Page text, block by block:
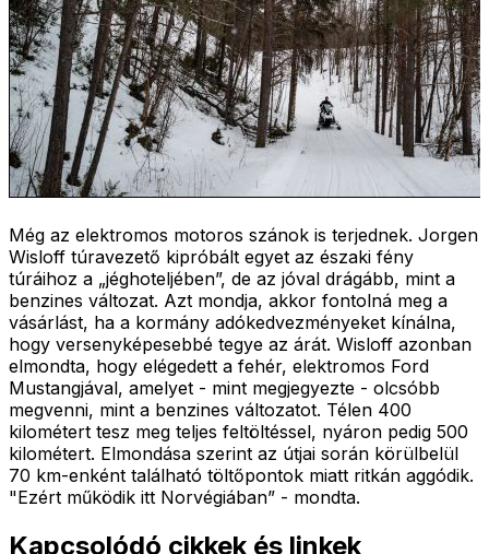
Még az elektromos motoros szánok is terjednek. Jorgen
Wisloff túravezető kipróbált egyet az északi fény
túráihoz a „jéghoteljében”, de az jóval drágább, mint a
benzines változat. Azt mondja, akkor fontolná meg a
vásárlást, ha a kormány adókedvezményeket kínálna,
hogy versenyképesebbé tegye az árát. Wisloff azonban
elmondta, hogy elégedett a fehér, elektromos Ford
Mustangjával, amelyet - mint megjegyezte - olcsóbb
megvenni, mint a benzines változatot. Télen 400
kilométert tesz meg teljes feltöltéssel, nyáron pedig 500
kilométert. Elmondása szerint az útjai során körülbelül
70 km-enként található töltőpontok miatt ritkán aggódik.
"Ezért működik itt Norvégiában” - mondta.
Kapcsolódó cikkek és linkek